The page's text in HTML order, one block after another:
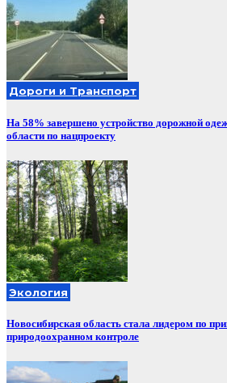
Дороги и Транспорт
На 58% завершено устройство дорожной
области по нацпроекту
Экология
Новосибирская область стала лидером по
природоохранном контроле